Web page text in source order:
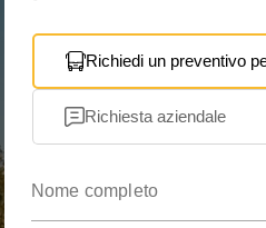
Richiedi un preventivo
Richiesta aziendale